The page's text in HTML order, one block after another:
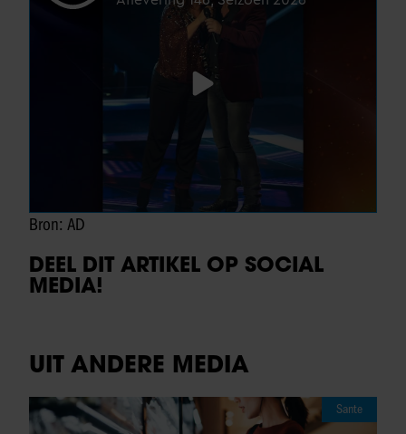
Bron: AD
DEEL DIT ARTIKEL OP SOCIAL
MEDIA!
UIT ANDERE MEDIA
Sante